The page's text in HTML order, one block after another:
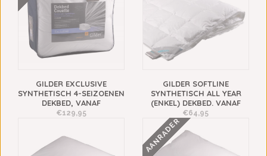
GILDER EXCLUSIVE
SYNTHETISCH 4-SEIZOENEN
DEKBED, VANAF
€129,95
GILDER SOFTLINE
SYNTHETISCH ALL YEAR
(ENKEL) DEKBED. VANAF
€64,95
AANRADER